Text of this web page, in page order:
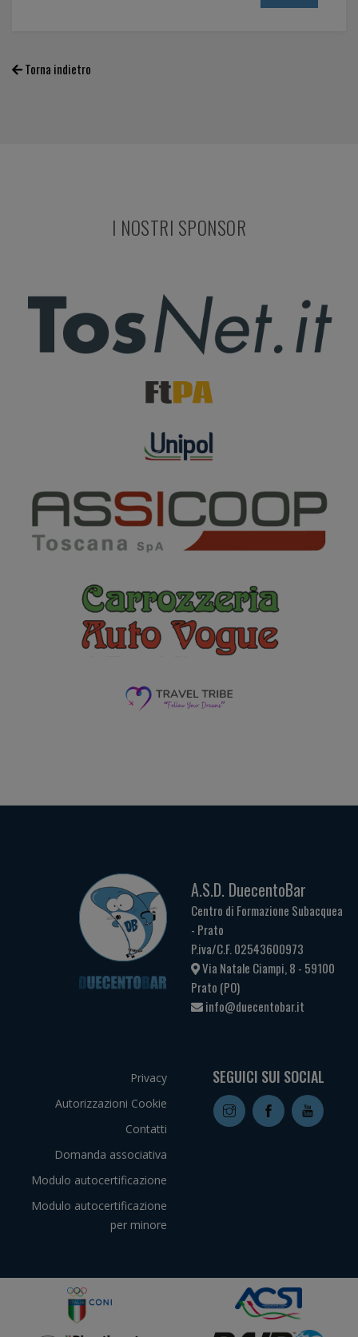
Torna indietro
I NOSTRI SPONSOR
A.S.D. DuecentoBar
Centro di Formazione Subacquea
- Prato
P.iva/C.F. 02543600973
Via Natale Ciampi, 8 - 59100
Prato (PO)
info@duecentobar.it
Privacy
Autorizzazioni Cookie
Contatti
Domanda associativa
Modulo autocertificazione
Modulo autocertificazione
per minore
SEGUICI SUI SOCIAL